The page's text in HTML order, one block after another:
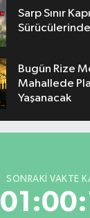
Sarp Sınır
Bugün Rize
Mahallede
Yaşanacak
SONRAKI VAKTE